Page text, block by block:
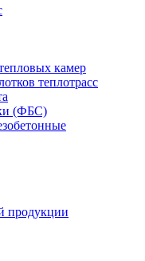
камер
теплотрасс
(ФБС)
продукции